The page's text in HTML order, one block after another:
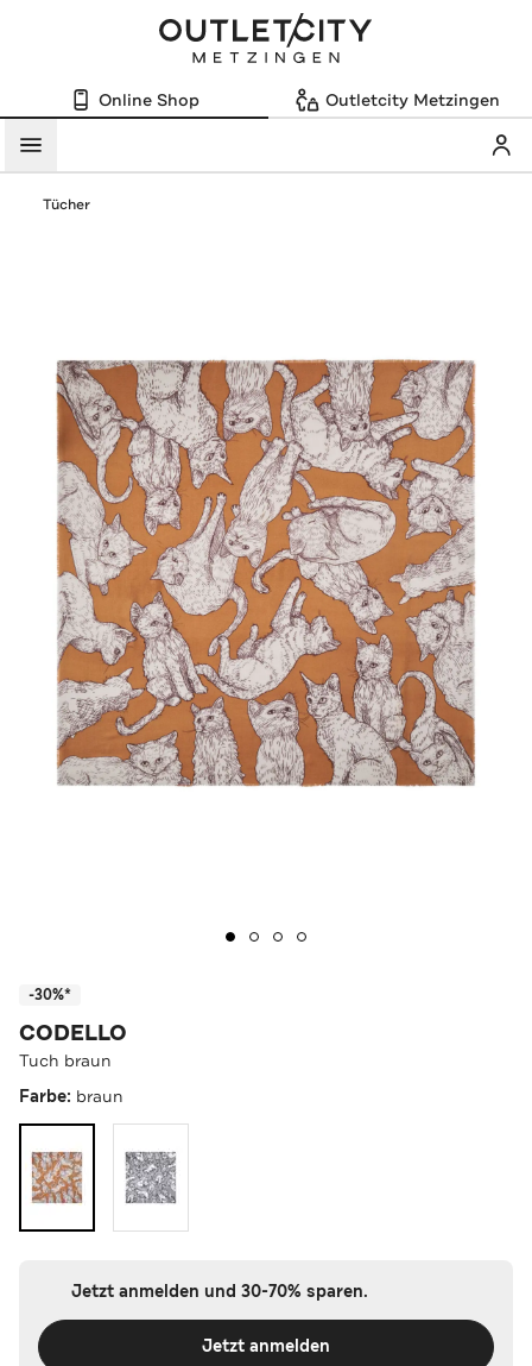
Online Shop Outletcity Metzingen
Menü
Tücher
-30%*
CODELLO
Tuch braun
Farbe: braun
Jetzt anmelden und 30-70% sparen.
Jetzt anmelden